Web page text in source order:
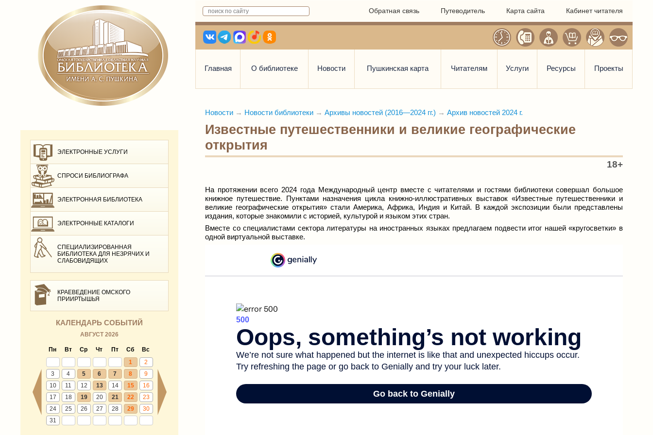
Обратная связь Путеводитель Карта сайта Кабинет читателя
Главная О библиотеке Новости Пушкинская карта Читателям Услуги Ресурсы Проекты
ЭЛЕКТРОННЫЕ УСЛУГИ
СПРОСИ БИБЛИОГРАФА
ЭЛЕКТРОННАЯ БИБЛИОТЕКА
ЭЛЕКТРОННЫЕ КАТАЛОГИ
СПЕЦИАЛИЗИРОВАННАЯ
БИБЛИОТЕКА ДЛЯ НЕЗРЯЧИХ И
СЛАБОВИДЯЩИХ
КРАЕВЕДЕНИЕ ОМСКОГО
ПРИИРТЫШЬЯ
КАЛЕНДАРЬ СОБЫТИЙ
АВГУСТ 2026
Пн Вт Ср Чт Пт Сб
Вс
1
2
3
4 5 6 7 8
9
10
11 12 13 14 15
16
17
18 19 20 21 22
23
24
25 26 27 28 29
30
31
Новости → Новости библиотеки → Архивы новостей (2016—2024 гг.) → Архив новостей 2024 г.
Известные путешественники и великие географические
открытия
18+
На протяжении всего 2024 года Международный центр вместе с читателями и гостями библиотеки совершал большое
книжное путешествие. Пунктами назначения цикла книжно-иллюстративных выставок «Известные путешественники и
великие географические открытия» стали Америка, Африка, Индия и Китай. В каждой экспозиции были представлены
издания, которые знакомили с историей, культурой и языком этих стран.
Вместе со специалистами сектора литературы на иностранных языках предлагаем подвести итог нашей «кругосветки» в
одной виртуальной выставке.